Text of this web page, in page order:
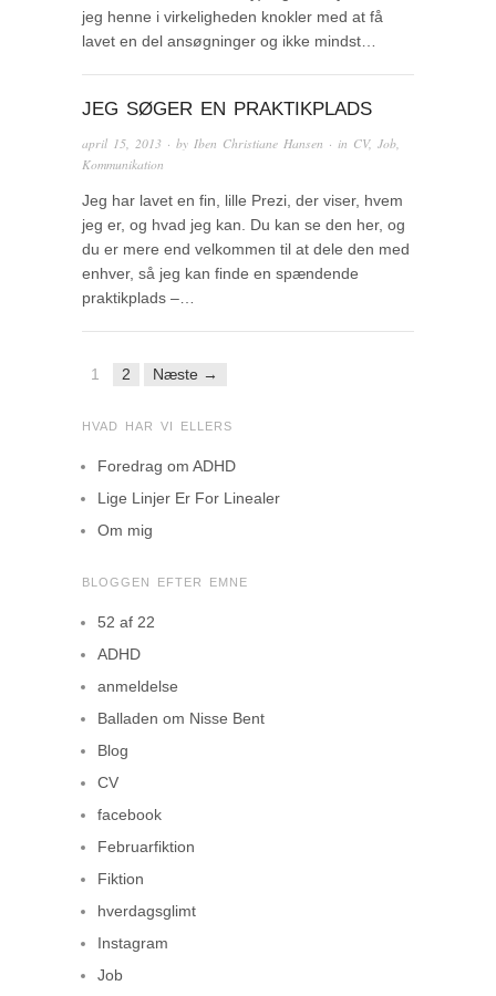
jeg henne i virkeligheden knokler med at få
lavet en del ansøgninger og ikke mindst…
JEG SØGER EN PRAKTIKPLADS
april 15, 2013 · by Iben Christiane Hansen · in CV, Job,
Kommunikation
Jeg har lavet en fin, lille Prezi, der viser, hvem
jeg er, og hvad jeg kan. Du kan se den her, og
du er mere end velkommen til at dele den med
enhver, så jeg kan finde en spændende
praktikplads –…
1 2 Næste →
HVAD HAR VI ELLERS
Foredrag om ADHD
Lige Linjer Er For Linealer
Om mig
BLOGGEN EFTER EMNE
52 af 22
ADHD
anmeldelse
Balladen om Nisse Bent
Blog
CV
facebook
Februarfiktion
Fiktion
hverdagsglimt
Instagram
Job